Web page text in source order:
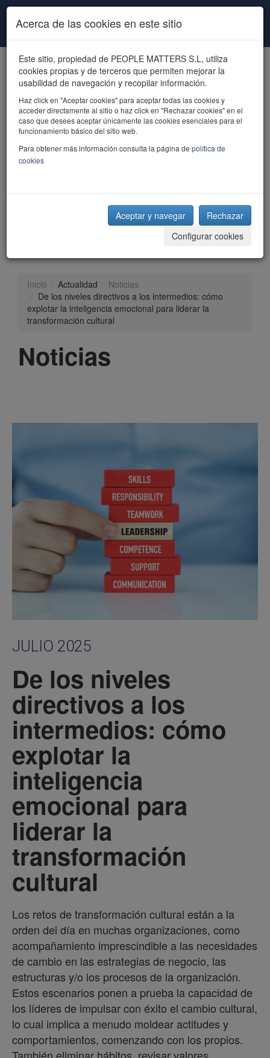
Pasar al contenido principal
powered by talent
Inicio Actualidad
Noticias
De los niveles directivos a los intermedios: cómo
explotar la inteligencia emocional para liderar la
transformación cultural
Noticias
JULIO 2025
De los niveles
directivos a los
intermedios: cómo
explotar la
inteligencia
emocional para
liderar la
transformación
cultural
Los retos de transformación cultural están a la
orden del día en muchas organizaciones, como
acompañamiento imprescindible a las necesidades
de cambio en las estrategias de negocio, las
estructuras y/o los procesos de la organización.
Estos escenarios ponen a prueba la capacidad de
los líderes de impulsar con éxito el cambio cultural,
lo cual implica a menudo moldear actitudes y
comportamientos, comenzando con los propios.
También eliminar hábitos, revisar valores,
Acerca de las cookies en este sitio
Este sitio, propiedad de PEOPLE MATTERS S.L, utiliza
cookies propias y de terceros que permiten mejorar la
usabilidad de navegación y recopilar información.
Haz click en "Aceptar cookies" para aceptar todas las cookies y
acceder directamente al sitio o haz click en "Rechazar cookies" en el
caso que desees aceptar únicamente las cookies esenciales para el
funcionamiento básico del sitio web.
Para obtener más información consulta la página de política de
cookies
Aceptar y navegar
Rechazar
Configurar cookies